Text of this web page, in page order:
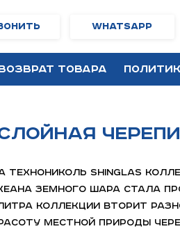
WhatsApp
товара
SHINGLAS
Земного шара стала
коллекции вторит
местной природы